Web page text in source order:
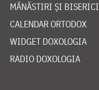
MĂNĂSTIRI ȘI BISERICI
CALENDAR ORTODOX
WIDGET DOXOLOGIA
RADIO DOXOLOGIA